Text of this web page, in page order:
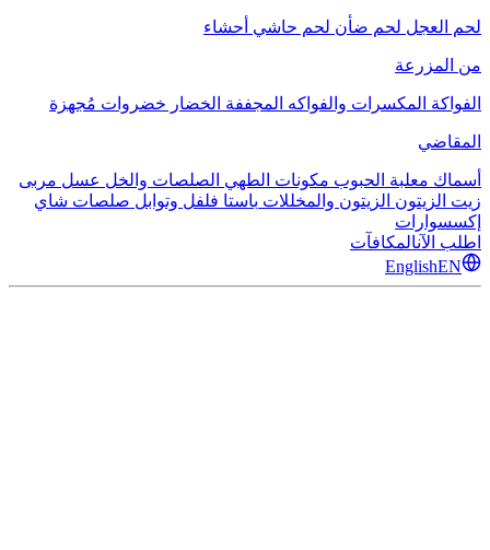
لحم العجل لحم ضأن لحم حاشي أحشاء
من المزرعة
الفواكة المكسرات والفواكه المجففة الخضار خضروات مُجهزة
المقاضي
أسماك معلبة الحبوب مكونات الطهي الصلصات والخل عسل مربى
زيت الزيتون الزيتون والمخللات باستا فلفل وتوابل صلصات شاي
إكسسوارات
اطلب الآنالمكافآت
EnglishEN